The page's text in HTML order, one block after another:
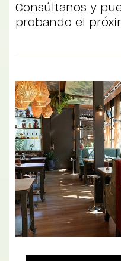
Consúltanos y
probando el